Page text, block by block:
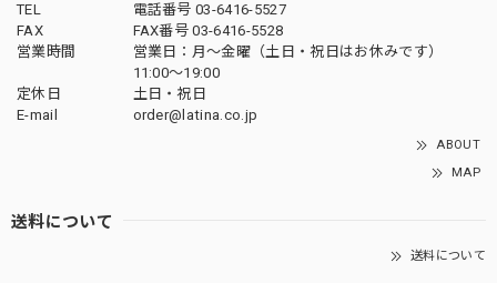
TEL
電話番号 03-6416-5527
FAX
FAX番号 03-6416-5528
営業時間
営業日：月〜金曜（土日・祝日はお休みです）
11:00〜19:00
定休日
土日・祝日
E-mail
order@latina.co.jp
ABOUT
MAP
送料について
送料について